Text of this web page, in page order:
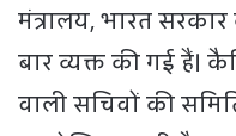
मंत्रालय, भारत
बार व्यक्त की गई हैं।
वाली सचिवों की